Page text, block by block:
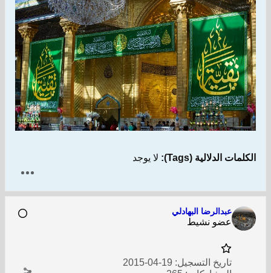
الكلمات الدلالية (Tags): لا يوجد
عبدالرضا البهادلي
عضو نشيط
تاريخ التسجيل: 19-04-2015